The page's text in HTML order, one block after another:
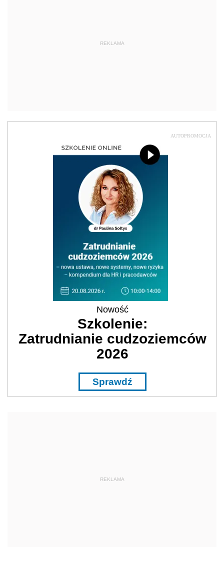
REKLAMA
AUTOPROMOCJA
Nowość
Szkolenie:
Zatrudnianie cudzoziemców
2026
Sprawdź
REKLAMA